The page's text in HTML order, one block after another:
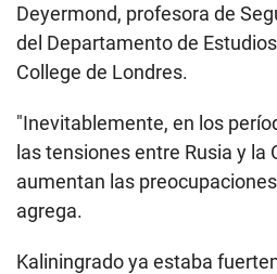
Deyermond, profesora de
del Departamento de
College de Londres.
"Inevitablemente, en los
las tensiones entre Rusia y la
aumentan las
agrega.
Kaliningrado ya estaba